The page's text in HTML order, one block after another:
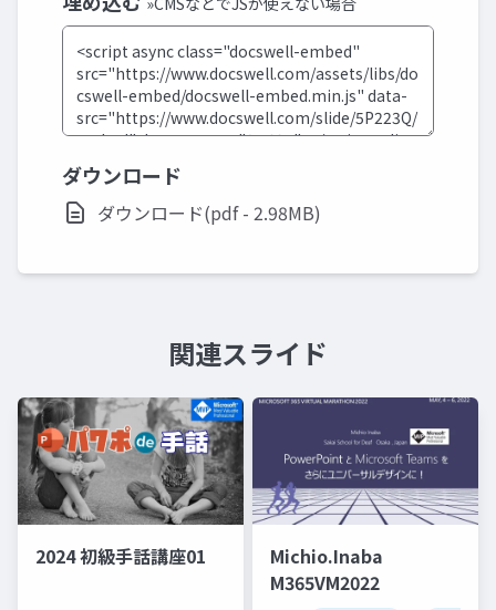
ダウンロード
ダウンロード(pdf - 2.98MB)
関連スライド
2024 初級手話講座01
Michio.Inaba
M365VM2022